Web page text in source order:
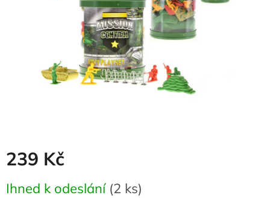
239 Kč
cena:
Ihned k odeslání (2 ks)